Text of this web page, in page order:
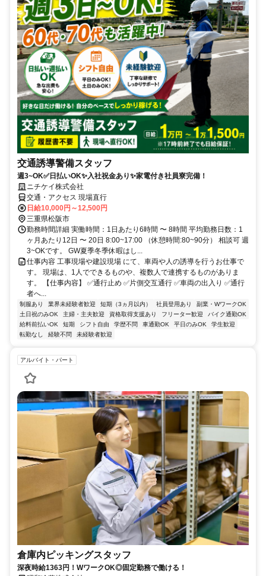
交通誘導警備スタッフ
週3~OK✅日払いOK✨入社祝金あり✨家電付き社員寮完備！
ニチケイ株式会社
交通・アクセス 現場直行
日給10,000円～12,500円
三重県松阪市
勤務時間詳細 実働時間：1日あたり6時間 〜 8時間 平均勤務日数：1
ヶ月あたり12日 〜 20日 8:00~17:00 （休憩時間:80~90分） 相談可 週
3~OKです。 GW夏季冬季休暇はし...
仕事内容 工事現場や建設現場 にて、車両や人の誘導を行うお仕事で
す。 現場は、1人でできるものや、複数人で連携するものがありま
す。 【仕事内容】 ✅通行止め ✅片側交互通行 ✅車両の出入り ✅通行
者へ...
制服あり 業界未経験者歓迎 短期（3ヵ月以内） 社員登用あり
副業・WワークOK
土日祝のみOK
主婦・主夫歓迎 資格取得支援あり フリーター歓迎
バイク通勤OK
給料前払いOK
短期 シフト自由 学歴不問 車通勤OK 平日のみOK
学生歓迎
転勤なし
経験不問 未経験者歓迎
アルバイト・パート
倉庫内ピッキングスタッフ
深夜時給1363円！WワークOK◎固定勤務で働ける！